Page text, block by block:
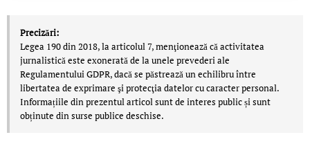
Precizări:
Legea 190 din 2018, la articolul 7, menţionează că activitatea
jurnalistică este exonerată de la unele prevederi ale
Regulamentului GDPR, dacă se păstrează un echilibru între
libertatea de exprimare şi protecţia datelor cu caracter personal.
Informațiile din prezentul articol sunt de interes public și sunt
obținute din surse publice deschise.